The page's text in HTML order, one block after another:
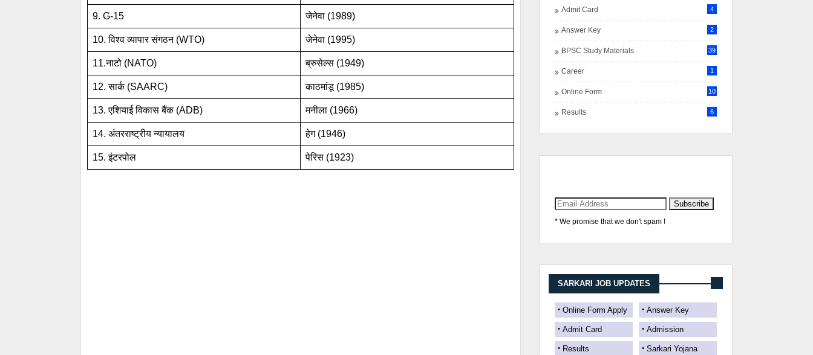
9. G-15 जेनेवा (1989)
10. विश्व व्यापार संगठन (WTO) जेनेवा (1995)
11.नाटो (NATO) ब्रुसेल्स (1949)
12. सार्क (SAARC) काठमांडू (1985)
13. एशियाई विकास बैंक (ADB) मनीला (1966)
14. अंतरराष्ट्रीय न्यायालय हेग (1946)
15. इंटरपोल पेरिस (1923)
Admit Card 4
Answer Key 2
BPSC Study Materials 39
Career 1
Online Form 10
Results 6
* We promise that we don't spam !
SARKARI JOB UPDATES
Online Form Apply Answer Key
Admit Card Admission
Results Sarkari Yojana